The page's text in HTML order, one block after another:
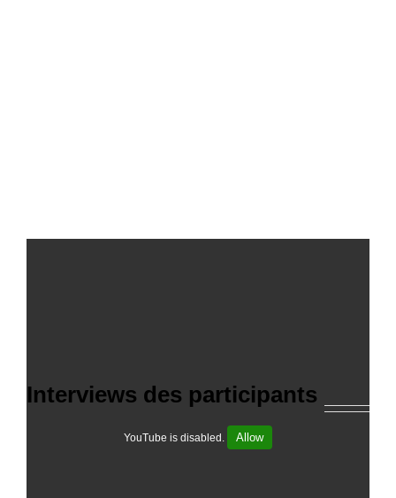
YouTube is disabled. Allow
Interviews des participants